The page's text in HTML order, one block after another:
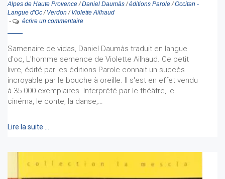
Alpes de Haute Provence/Daniel Daumàs/éditions Parole/Occitan -
Langue d'Oc/ Verdon / Violette Ailhaud
-
écrire un commentaire
Samenaire de vidas, Daniel Daumàs traduit en langue
d'oc, L'homme semence de Violette Ailhaud. Ce petit
livre, édité par les éditions Parole connait un succès
incroyable par le bouche à oreille. Il s'est en effet vendu
à 35 000 exemplaires. Interprété par le théâtre, le
cinéma, le conte, la danse,…
Lire la suite …